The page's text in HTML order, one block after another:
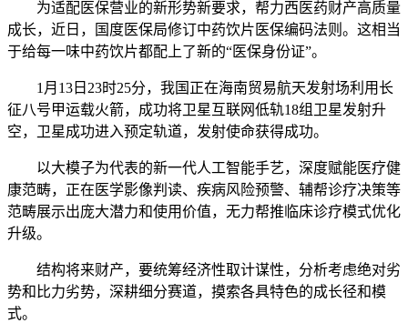
为适配医保营业的新形势新要求，帮力西医药财产高质量
成长，近日，国度医保局修订中药饮片医保编码法则。这相当
于给每一味中药饮片都配上了新的“医保身份证”。
1月13日23时25分，我国正在海南贸易航天发射场利用长
征八号甲运载火箭，成功将卫星互联网低轨18组卫星发射升
空，卫星成功进入预定轨道，发射使命获得成功。
以大模子为代表的新一代人工智能手艺，深度赋能医疗健
康范畴，正在医学影像判读、疾病风险预警、辅帮诊疗决策等
范畴展示出庞大潜力和使用价值，无力帮推临床诊疗模式优化
升级。
结构将来财产，要统筹经济性取计谋性，分析考虑绝对劣
势和比力劣势，深耕细分赛道，摸索各具特色的成长径和模
式。